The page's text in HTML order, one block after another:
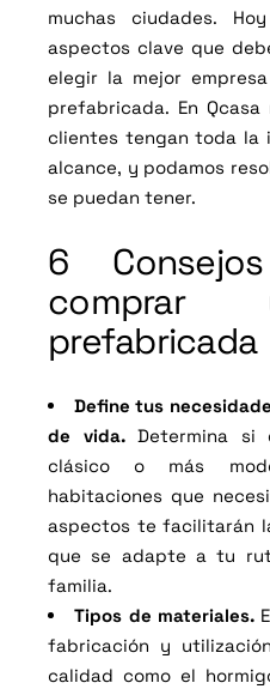
muchas ciudades.
aspectos clave que
elegir la mejor
prefabricada. En
clientes tengan toda la
alcance, y podamos
se puedan tener.
6
comprar
prefabricada
Define tus
de vida.Determina si
clásico o más
habitaciones que
aspectos te facilitarán
que se adapte a tu
familia.
Tipos de materiales.
fabricación y
calidad como el